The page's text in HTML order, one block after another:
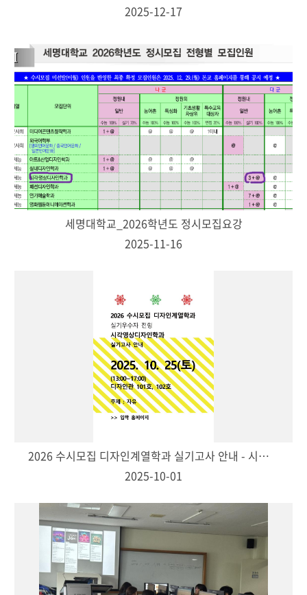
2025-12-17
세명대학교_2026학년도 정시모집요강
2025-11-16
2026 수시모집 디자인계열학과 실기고사 안내 - 시각영상디자인학과
2025-10-01